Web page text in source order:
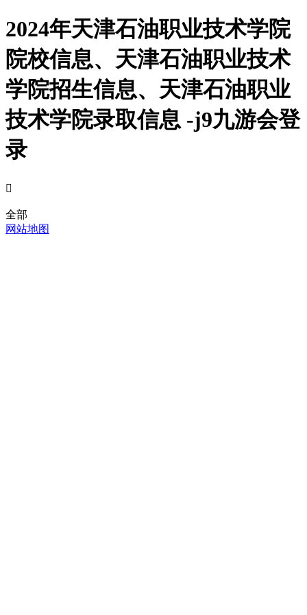
2024年天津石油职业技术学院
院校信息、天津石油职业技术
学院招生信息、天津石油职业
技术学院录取信息 -j9九游会登
录

全部
网站地图